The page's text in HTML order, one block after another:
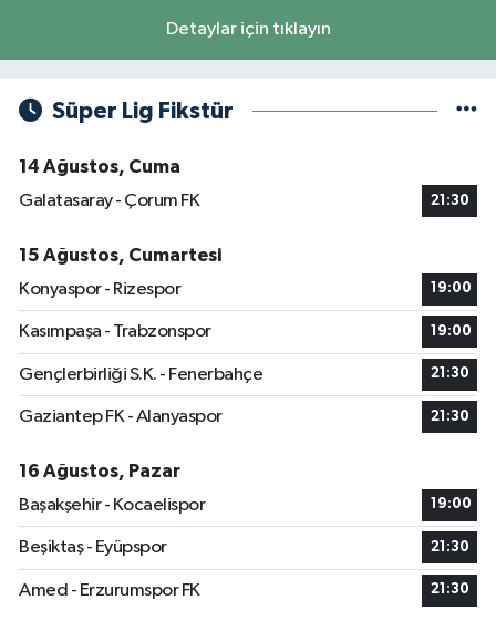
Detaylar için tıklayın
Süper Lig Fikstür
14 Ağustos, Cuma
Galatasaray - Çorum FK
21:30
15 Ağustos, Cumartesi
Konyaspor - Rizespor
19:00
Kasımpaşa - Trabzonspor 19:00
Gençlerbirliği S.K. - Fenerbahçe 21:30
Gaziantep FK - Alanyaspor 21:30
16 Ağustos, Pazar
Başakşehir - Kocaelispor
19:00
Beşiktaş - Eyüpspor 21:30
Amed - Erzurumspor FK 21:30